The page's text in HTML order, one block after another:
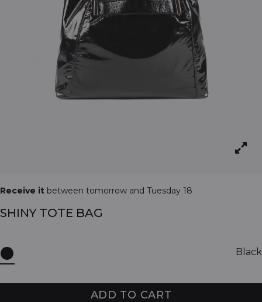
Receive it between tomorrow and Tuesday 18
SHINY TOTE BAG
Black
ADD TO CART